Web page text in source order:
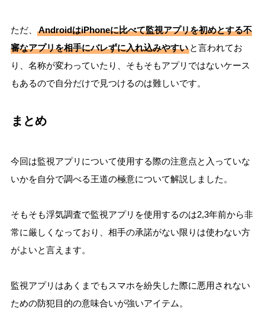
ただ、
AndroidはiPhoneに比べて監視アプリを初めとする不
審なアプリを相手にバレずに入れ込みやすいと言われてお
り、名称が変わっていたり、そもそもアプリではないケース
もあるので自分だけで見つけるのは難しいです。
まとめ
今回は監視アプリについて使用する際の注意点と入っていな
いかを自分で調べる王道の極意について解説しました。
そもそも浮気調査で監視アプリを使用するのは2,3年前から非
常に厳しくなっており、相手の承諾がない限りは使わない方
がよいと言えます。
監視アプリはあくまでもスマホを紛失した際に悪用されない
ための防犯目的の意味合いが強いアイテム。
🔍
浮気・不倫の悩みは一人で抱え込まないでください。
相談実績1,500人のカモシカ探偵社では相談無料で
経験豊富なカウンセラーがお話を伺います。
⚡
ご相談から
🔒
完全秘密厳守
LINEで無料相談する
0120-524-103